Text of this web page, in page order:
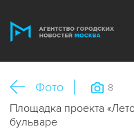
Фото
Площадка проекта
бульваре
8